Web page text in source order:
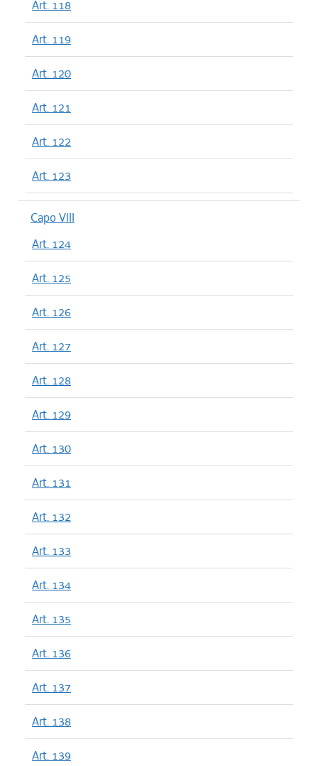
Art. 118
Art. 119
Art. 120
Art. 121
Art. 122
Art. 123
Capo VIII
Art. 124
Art. 125
Art. 126
Art. 127
Art. 128
Art. 129
Art. 130
Art. 131
Art. 132
Art. 133
Art. 134
Art. 135
Art. 136
Art. 137
Art. 138
Art. 139